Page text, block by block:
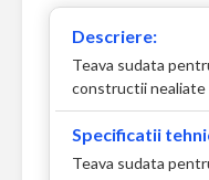
Descriere:
Teava sudata
constructii nealiate
Specificatii
Teava sudata